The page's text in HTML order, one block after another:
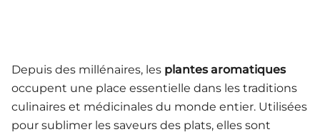
Depuis des millénaires, les plantes aromatiques
occupent une place essentielle dans les traditions
culinaires et médicinales du monde entier. Utilisées
pour sublimer les saveurs des plats, elles sont